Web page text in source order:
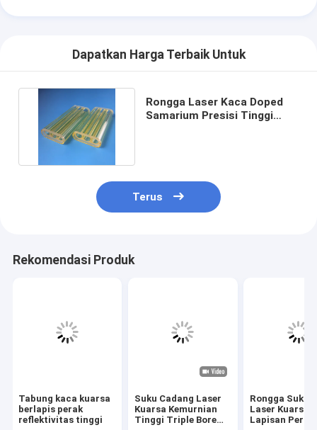
Dapatkan Harga Terbaik Untuk
Rongga Laser Kaca Doped
Samarium Presisi Tinggi
Terus
Rekomendasi Produk
Tabung kaca kuarsa
berlapis perak
reflektivitas tinggi
Suku Cadang Laser
Kuarsa Kemurnian
Tinggi Triple Bore
Rongga Suku
Laser Kuarsa
Lapisan Perak